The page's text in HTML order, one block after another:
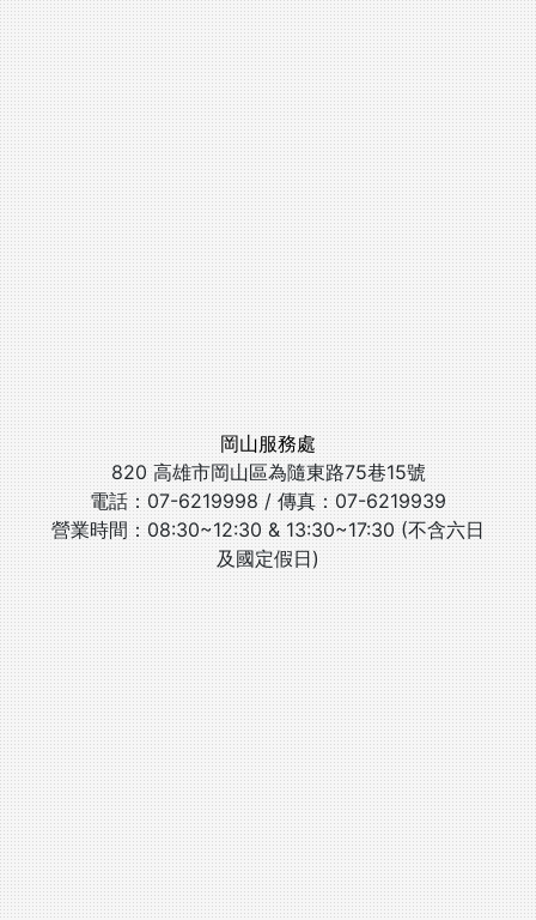
岡山服務處
820 高雄市岡山區為隨東路75巷15號
電話：07-6219998 / 傳真：07-6219939
營業時間：08:30~12:30 & 13:30~17:30 (不含六日
及國定假日)